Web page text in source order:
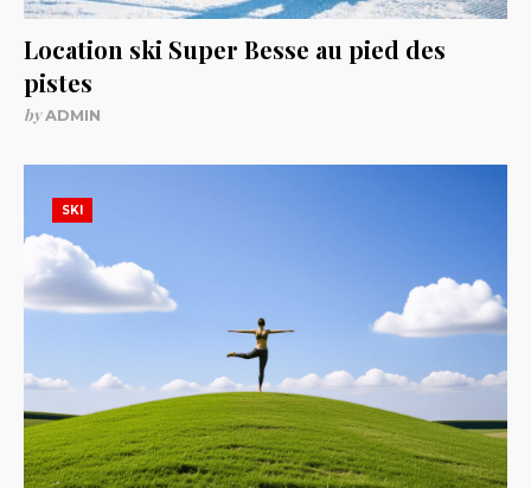
Location ski Super Besse au pied des
pistes
byADMIN
SKI